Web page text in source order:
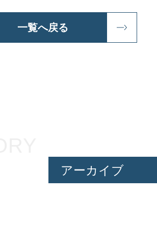
一覧へ戻る
アーカイブ